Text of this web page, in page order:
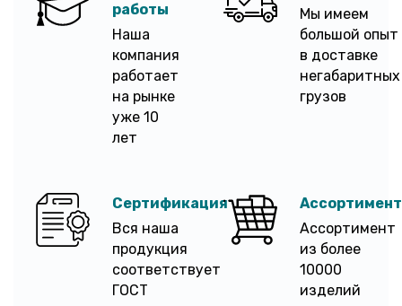
работы
Наша
компания
работает
на рынке
уже 10
лет
Мы имеем
большой опыт
в доставке
негабаритных
грузов
Сертификация
Вся наша
продукция
соответствует
ГОСТ
Ассортимент
Ассортимент
из более
10000
изделий